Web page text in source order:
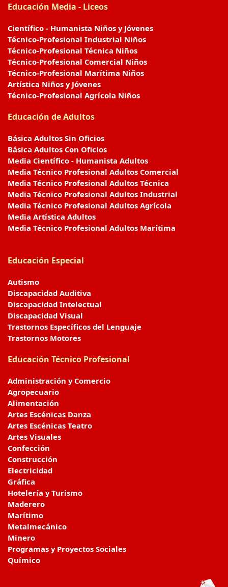
Educación Media - Liceos
Científico - Humanista Niños y Jóvenes
Técnico-Profesional Industrial Niños
Técnico-Profesional Técnica Niños
Técnico-Profesional Comercial Niños
Técnico-Profesional Marítima Niños
Artística Niños y Jóvenes
Técnico-Profesional Agrícola Niños
Educación de Adultos
Básica Adultos Sin Oficios
Básica Adultos Con Oficios
Media Científico - Humanista Adultos
Media Técnico Profesional Adultos Comercial
Media Técnico Profesional Adultos Técnica
Media Técnico Profesional Adultos Industrial
Media Técnico Profesional Adultos Agrícola
Media Artística Adultos
Media Técnico Profesional Adultos Marítima
Educación Especial
Autismo
Discapacidad Auditiva
Discapacidad Intelectual
Discapacidad Visual
Trastornos Específicos del Lenguaje
Trastornos Motores
Educación Técnico Profesional
Administración y Comercio
Agropecuario
Alimentación
Artes Escénicas Danza
Artes Escénicas Teatro
Artes Visuales
Confección
Construcción
Electricidad
Gráfica
Hotelería y Turismo
Maderero
Marítimo
Metalmecánico
Minero
Programas y Proyectos Sociales
Químico